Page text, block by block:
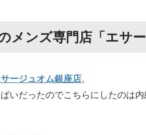
ンズ専門店「エサー
ージュオム銀座店。
だったのでこちらにしたのは内